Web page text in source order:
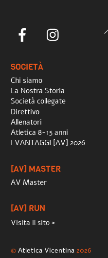
Facebook
SOCIETÀ
Chi siamo
La Nostra Storia
Società collegate
Direttivo
Allenatori
Atletica 8-15 anni
I VANTAGGI [AV] 2026
[AV] MASTER
AV Master
[AV] RUN
Visita il sito >
©Atletica Vicentina 2026